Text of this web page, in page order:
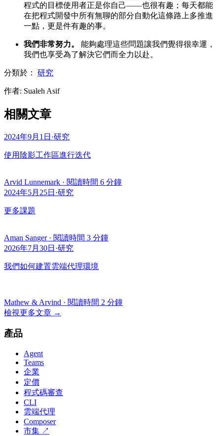
程式的目標使用者正是你自己——也很有趣；每天都能
在把程式開發中所有無聊的部分自動化這條路上多推進
一點，更是件有趣的事。
我們非常努力。
能夠處理這些問題讓我們覺得很幸運，
我們也享受為了解決它們而全力以赴。
分類於： 研究
作者: Sualeh Asif
相關文章
2024年9月1日 ·研究
使用陰影工作區進行迭代
Arvid Lunnemark · 閱讀時間 6 分鐘
2024年5月25日 ·研究
更多課題
Aman Sanger· 閱讀時間 3 分鐘
2026年7月30日 ·研究
我們如何建置雲端代理環境
Mathew & Arvind · 閱讀時間 2 分鐘
檢視更多文章 →
產品
Agent
Teams
企業
定價
程式碼審查
CLI
雲端代理
Composer
市集 ↗